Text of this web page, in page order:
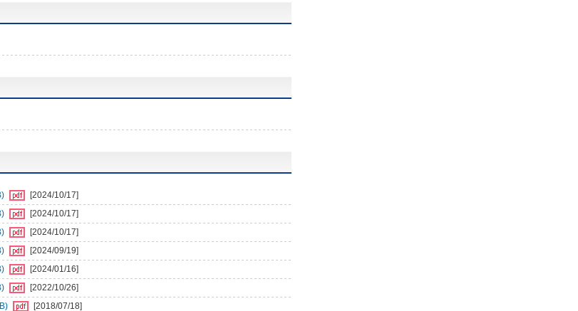
[2024/10/17]
[2024/10/17]
[2024/10/17]
[2024/09/19]
[2024/01/16]
[2022/10/26]
[2018/07/18]